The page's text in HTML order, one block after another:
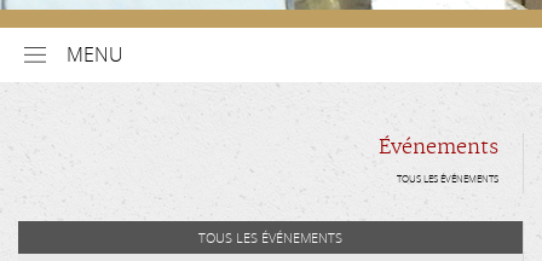
MENU
TOUS LES ÉVÉNEMENTS
Événements
TOUS LES ÉVÉNEMENTS